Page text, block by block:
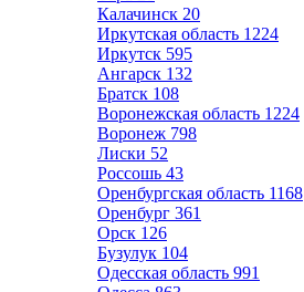
Калачинск 20
Иркутская область 1224
Иркутск 595
Ангарск 132
Братск 108
Воронежская область 1224
Воронеж 798
Лиски 52
Россошь 43
Оренбургская область 1168
Оренбург 361
Орск 126
Бузулук 104
Одесская область 991